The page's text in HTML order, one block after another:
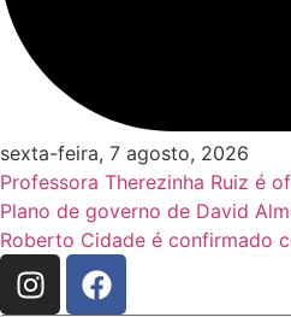
sexta-feira, 7 agosto, 2026
Professora Therezinha Ruiz é
Plano de governo de David
Roberto Cidade é confirmado